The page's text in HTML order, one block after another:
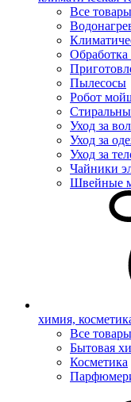
Все товары
Обработка
Пылесосы
Робот
Уход за
Уход за
Уход за
Чайники
Швейные
химия,
Все товары
Бытовая
Косметика